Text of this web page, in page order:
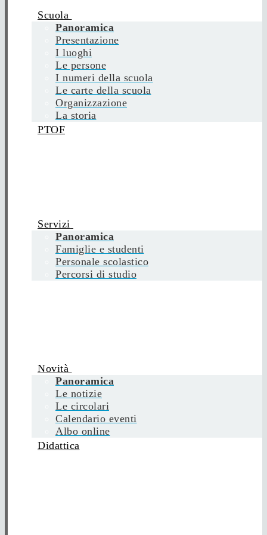
Scuola
Panoramica
Presentazione
I luoghi
Le persone
I numeri della scuola
Le carte della scuola
Organizzazione
La storia
PTOF
Servizi
Panoramica
Famiglie e studenti
Personale scolastico
Percorsi di studio
Novità
Panoramica
Le notizie
Le circolari
Calendario eventi
Albo online
Didattica